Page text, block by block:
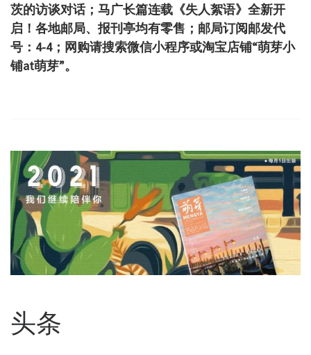
茨的访谈对话；马广长篇连载《失人絮语》全新开
启！各地邮局、报刊亭均有零售；邮局订阅邮发代
号：4-4；网购请搜索微信小程序或淘宝店铺“萌芽小
铺at萌芽”。
头条